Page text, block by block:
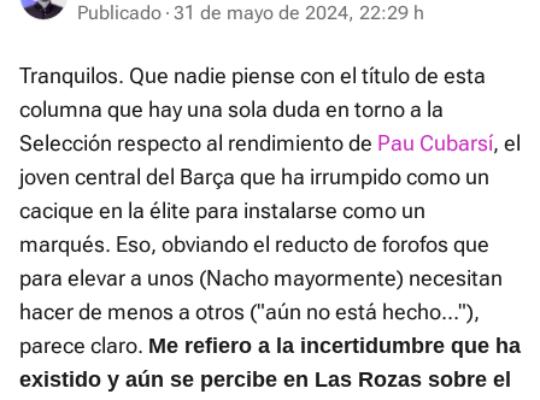
Publicado 31 de mayo de 2024, 22:29 h
Tranquilos. Que nadie piense con el título de esta
columna que hay una sola duda en torno a la
Selección respecto al rendimiento de Pau Cubarsí, el
joven central del Barça que ha irrumpido como un
cacique en la élite para instalarse como un
marqués. Eso, obviando el reducto de forofos que
para elevar a unos (Nacho mayormente) necesitan
hacer de menos a otros ("aún no está hecho..."),
parece claro. Me refiero a la incertidumbre que ha
existido y aún se percibe en Las Rozas sobre el